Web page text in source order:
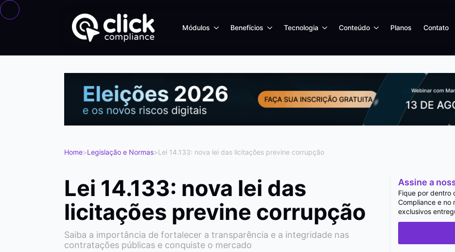
Módulos Benefícios Tecnologia Conteúdo Planos Contato
Home>Legislação e Normas>Lei 14.133: nova lei das licitações previne corrupção
Lei 14.133: nova lei das
licitações previne corrupção
Saiba a importância de fortalecer a transparência e a integridade nas
contratações públicas e conquiste o mercado
Assine a
Fique por dentro
Compliance e no
exclusivos